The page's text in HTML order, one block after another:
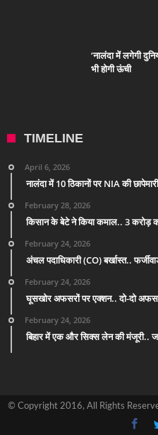
‘नालंदा में लगेगी
भी होगी ऊंची
TIMELINE
April 6, 2026
नालंदा में 10 ठिकानों पर NIA की
February 28, 2026
किसान के बेटे ने किया कमाल.. 3 करोड़
February 24, 2026
अंचल पदाधिकारी (CO) बर्खास्त..
February 24, 2026
घूसखोर अफसरों पर एक्शन.. दो-दो
February 24, 2026
बिहार में एक और सिक्स लेन की मंजूरी..
© Copyright 2016, All Rights